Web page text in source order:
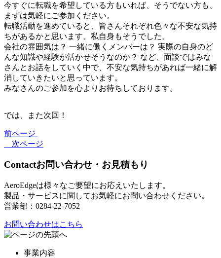
今すぐに転職を希望している方もいれば、そうでない方も、
まずは気軽にご参加ください。
転職活動を進めていると、皆さんそれぞれ色々な不安な気持
ちがあるかと思います。私自身もそうでした。
会社の雰囲気は？ 一緒に働くメンバーは？ 実際の自身のど
んな知識や経験が活かせそうなのか？ など、面談ではみな
さんとお話をしていく中で、不安な気持ちがあれば一緒に解
消していきたいと思っています。
みなさんのご参加を心よりお待ちしております。
では、また次回！
前ページ
次ページ
Contactお問い合わせ・お見積もり
AeroEdgeは様々なご要望にお応えいたします。
製品・サービスに関してお気軽にお問い合わせください。
営業部：0284-22-7052
お問い合わせはこちら
事業内容